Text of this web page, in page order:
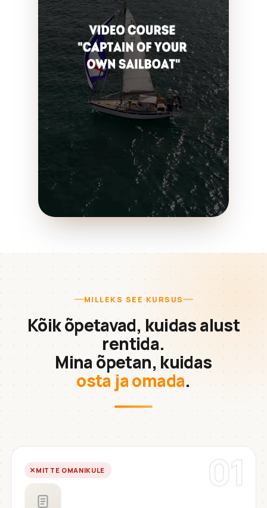
MILLEKS SEE KURSUS
Kõik õpetavad, kuidas alust
rentida.
Mina õpetan, kuidas
osta ja omada.
01
MITTE OMANIKULE